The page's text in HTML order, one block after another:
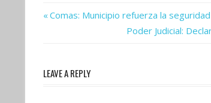
Navegación
Previous
Comas: Municipio refuerza la
Next
Poder Judicial:
LEAVE A REPLY